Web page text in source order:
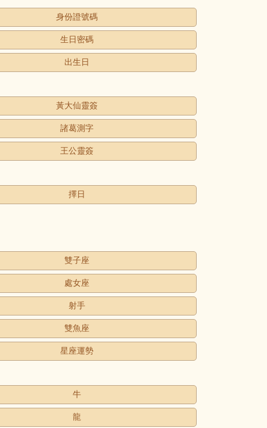
身份證號碼
生日密碼
出生日
黃大仙靈簽
諸葛測字
王公靈簽
擇日
雙子座
處女座
射手
雙魚座
星座運勢
牛
龍